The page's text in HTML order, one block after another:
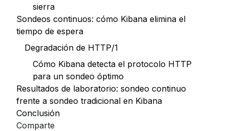
sierra
Sondeos continuos: cómo Kibana elimina el
tiempo de espera
Degradación de HTTP/1
Cómo Kibana detecta el protocolo HTTP
para un sondeo óptimo
Resultados de laboratorio: sondeo continuo
frente a sondeo tradicional en Kibana
Conclusión
Comparte